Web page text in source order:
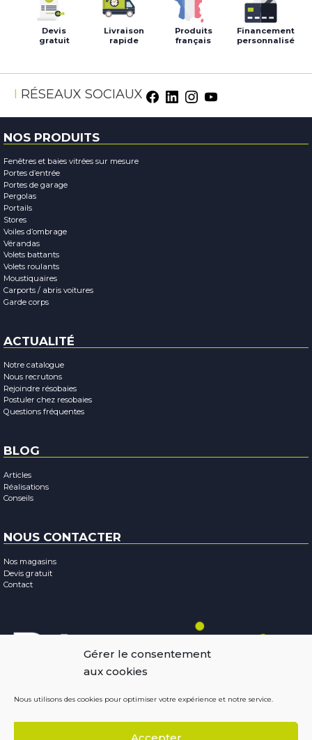
Gérer le consentement
aux cookies
Nous utilisons des cookies pour optimiser votre expérience et notre service.
Accepter
Devis
gratuit
Livraison
rapide
Produits
français
Financement
personnalisé
RÉSEAUX SOCIAUX Facebook
LinkedIn
Instagram
Youtube
NOS PRODUITS
Fenêtres et baies vitrées sur mesure
Portes d’entrée
Portes de garage
Pergolas
Portails
Stores
Voiles d’ombrage
Vérandas
Volets battants
Volets roulants
Moustiquaires
Carports / abris voitures
Garde corps
ACTUALITÉ
Notre catalogue
Nous recrutons
Rejoindre résobaies
Postuler chez resobaies
Questions fréquentes
BLOG
Articles
Réalisations
Conseils
NOUS CONTACTER
Nos magasins
Devis gratuit
Contact